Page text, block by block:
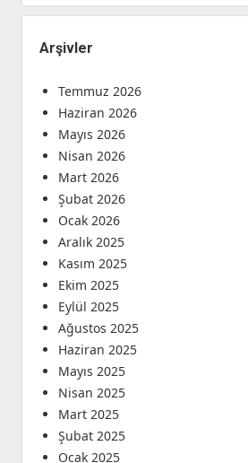
Arşivler
Temmuz 2026
Haziran 2026
Mayıs 2026
Nisan 2026
Mart 2026
Şubat 2026
Ocak 2026
Aralık 2025
Kasım 2025
Ekim 2025
Eylül 2025
Ağustos 2025
Haziran 2025
Mayıs 2025
Nisan 2025
Mart 2025
Şubat 2025
Ocak 2025